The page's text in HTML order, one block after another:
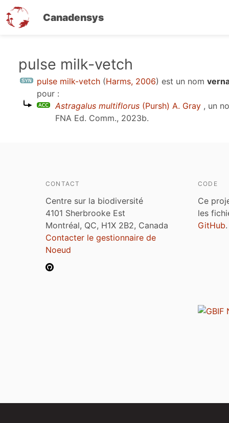
Canadensys
contenu
pulse milk-vetch
pulse milk-vetch (Harms, 2006) est un nom
pour :
Astragalus multiflorus (Pursh) A. Gray , un
FNA Ed. Comm., 2023b.
CONTACT
Centre sur la biodiversité
4101 Sherbrooke Est
Montréal, QC, H1X 2B2, Canada
Contacter le gestionnaire de
Noeud
CODE
Ce
les
GitHub.